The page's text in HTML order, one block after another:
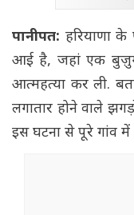
पानीपत: हरियाणा
आई है, जहां एक
आत्महत्या कर ली.
लगातार होने वाले
इस घटना से पूरे गांव